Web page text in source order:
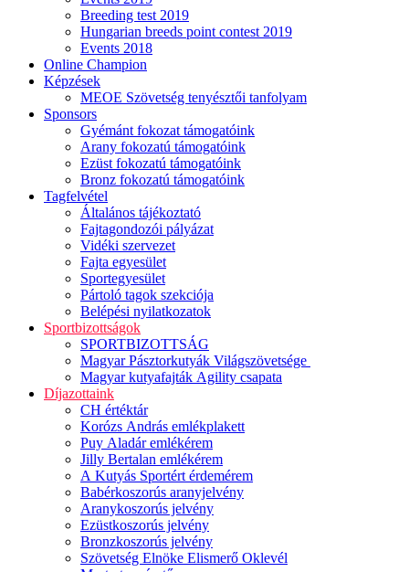
Breeding test 2019
Hungarian breeds point contest 2019
Events 2018
Online Champion
Képzések
MEOE Szövetség tenyésztői tanfolyam
Sponsors
Gyémánt fokozat támogatóink
Arany fokozatú támogatóink
Ezüst fokozatú támogatóink
Bronz fokozatú támogatóink
Tagfelvétel
Általános tájékoztató
Fajtagondozói pályázat
Vidéki szervezet
Fajta egyesület
Sportegyesület
Pártoló tagok szekciója
Belépési nyilatkozatok
Sportbizottságok
SPORTBIZOTTSÁG
Magyar Pásztorkutyák Világszövetsége
Magyar kutyafajták Agility csapata
Díjazottaink
CH értéktár
Korózs András emlékplakett
Puy Aladár emlékérem
Jilly Bertalan emlékérem
A Kutyás Sportért érdemérem
Babérkoszorús aranyjelvény
Aranykoszorús jelvény
Ezüstkoszorús jelvény
Bronzkoszorús jelvény
Szövetség Elnöke Elismerő Oklevél